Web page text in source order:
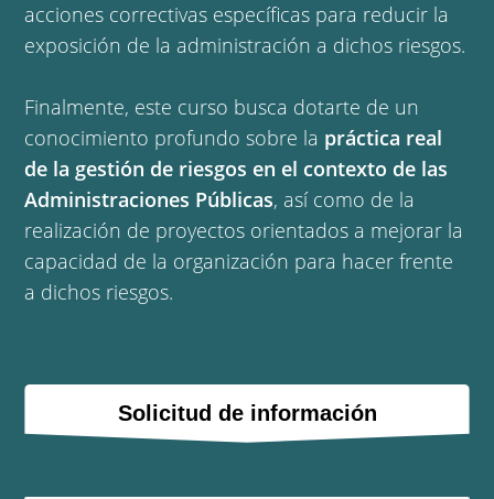
acciones correctivas específicas para reducir la
exposición de la administración a dichos riesgos.
Finalmente, este curso busca dotarte de un
conocimiento profundo sobre la práctica real
de la gestión de riesgos en el contexto de las
Administraciones Públicas, así como de la
realización de proyectos orientados a mejorar la
capacidad de la organización para hacer frente
a dichos riesgos.
Solicitud de información